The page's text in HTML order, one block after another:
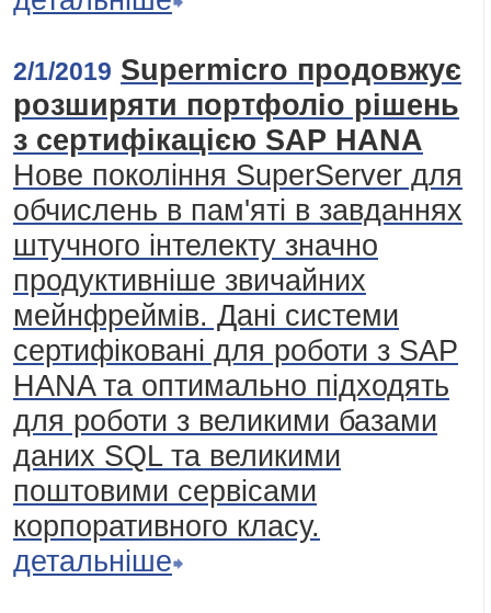
2/1/2019 Supermicro продовжує
розширяти портфоліо рішень
з сертифікацією SAP HANA
Нове покоління SuperServer для
обчислень в пам'яті в завданнях
штучного інтелекту значно
продуктивніше звичайних
мейнфреймів. Дані системи
сертифіковані для роботи з SAP
HANA та оптимально підходять
для роботи з великими базами
даних SQL та великими
поштовими сервісами
корпоративного класу.
детальніше